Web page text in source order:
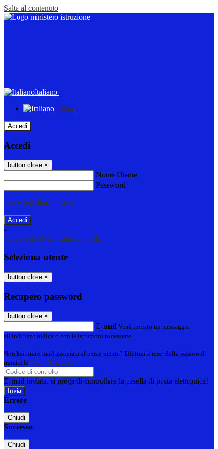
Salta al contenuto
Italiano
Italiano
Accedi
Accedi
button close ×
Nome Utente
Password
Password dimenticata?
-
Entra con SPID Entra con CIE
Seleziona utente
button close ×
Recupero password
button close ×
E-mail Verrà inviato un messaggio
all'indirizzo indicato con le istruzioni necessarie.
Non hai una e-mail associata al nome utente? Effettua il reset della password
tramite la Login Spaggiari
E-mail inviata, si prega di controllare la casella di posta elettronica!
Errore
Chiudi
Successo
Chiudi